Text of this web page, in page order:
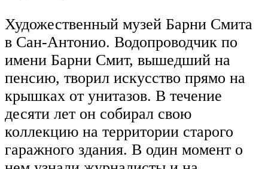
Художественный музей Барни Смита
в Сан-Антонио. Водопроводчик по
имени Барни Смит, вышедший на
пенсию, творил искусство прямо на
крышках от унитазов. В течение
десяти лет он собирал свою
коллекцию на территории старого
гаражного здания. В один момент о